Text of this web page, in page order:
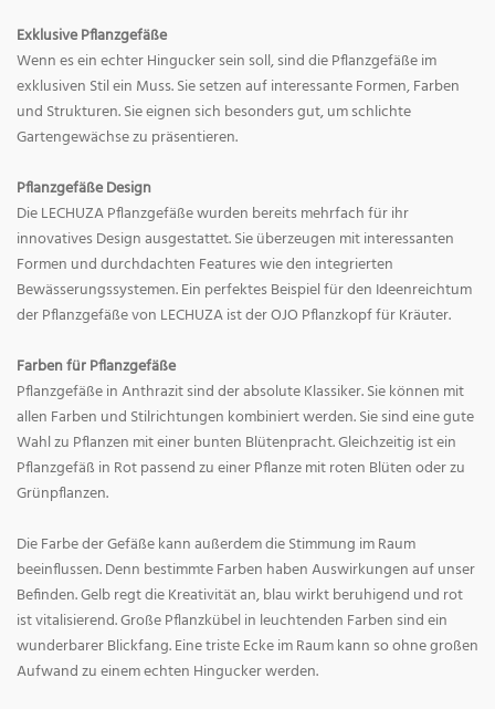
Exklusive Pflanzgefäße
Wenn es ein echter Hingucker sein soll, sind die Pflanzgefäße im
exklusiven Stil ein Muss. Sie setzen auf interessante Formen, Farben
und Strukturen. Sie eignen sich besonders gut, um schlichte
Gartengewächse zu präsentieren.
Pflanzgefäße Design
Die LECHUZA Pflanzgefäße wurden bereits mehrfach für ihr
innovatives Design ausgestattet. Sie überzeugen mit interessanten
Formen und durchdachten Features wie den integrierten
Bewässerungssystemen. Ein perfektes Beispiel für den Ideenreichtum
der Pflanzgefäße von LECHUZA ist der OJO Pflanzkopf für Kräuter.
Farben für Pflanzgefäße
Pflanzgefäße in Anthrazit sind der absolute Klassiker. Sie können mit
allen Farben und Stilrichtungen kombiniert werden. Sie sind eine gute
Wahl zu Pflanzen mit einer bunten Blütenpracht. Gleichzeitig ist ein
Pflanzgefäß in Rot passend zu einer Pflanze mit roten Blüten oder zu
Grünpflanzen.
Die Farbe der Gefäße kann außerdem die Stimmung im Raum
beeinflussen. Denn bestimmte Farben haben Auswirkungen auf unser
Befinden. Gelb regt die Kreativität an, blau wirkt beruhigend und rot
ist vitalisierend. Große Pflanzkübel in leuchtenden Farben sind ein
wunderbarer Blickfang. Eine triste Ecke im Raum kann so ohne großen
Aufwand zu einem echten Hingucker werden.